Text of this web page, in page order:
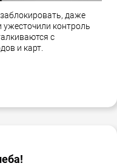
даже
контроль
с
и карт.